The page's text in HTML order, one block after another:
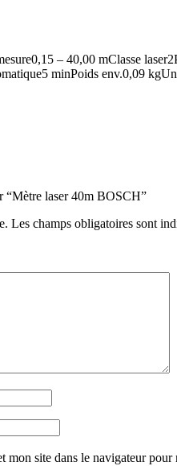
– 40,00 mClasse
minPoids env.0,09
“Mètre laser 40m BOSCH”
Les champs obligatoires sont
mon site dans le navigateur